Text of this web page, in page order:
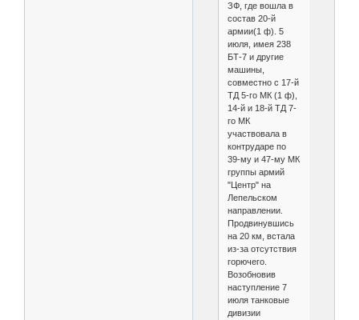
ЗФ, где вошла в
состав 20-й
армии(1 ф). 5
июля, имея 238
БТ-7 и другие
машины,
совместно с 17-й
ТД 5-го МК (1 ф),
14-й и 18-й ТД 7-
го МК
участвовала в
контрударе по
39-му и 47-му МК
группы армий
"Центр" на
Лепельском
направлении.
Продвинувшись
на 20 км, встала
из-за отсутствия
горючего.
Возобновив
наступление 7
июля танковые
дивизии